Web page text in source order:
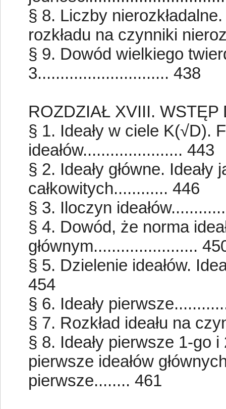
§ 8. Liczby
rozkładu na czynniki
§ 9. Dowód wielkiego
3............................. 438
ROZDZIAŁ XVIII.
§ 1. Ideały w ciele K(√D).
ideałów...................... 443
§ 2. Ideały główne.
całkowitych............ 446
§ 3. Iloczyn
§ 4. Dowód, że norma
głównym.......................
§ 5. Dzielenie ideałów.
454
§ 6. Ideały
§ 7. Rozkład ideału na
§ 8. Ideały pierwsze 1-go
pierwsze ideałów
pierwsze........ 461